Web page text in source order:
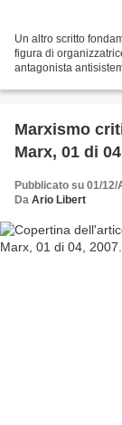
Un altro scritto
figura di
antagonista
Marxismo
Marx, 01 di
Pubblicato su 01/12/
Da Ario Libert